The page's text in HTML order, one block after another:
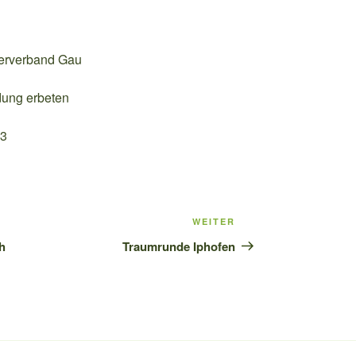
Gau
erbeten
Beitrag
WEITER
Traumrunde Iphofen